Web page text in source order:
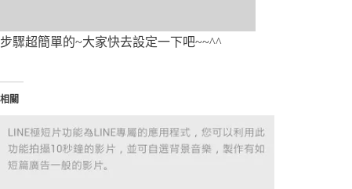
步驟超簡單的~大家快去設定一下吧~~^^
相關